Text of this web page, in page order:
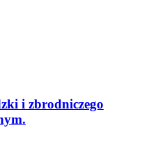
i zbrodniczego